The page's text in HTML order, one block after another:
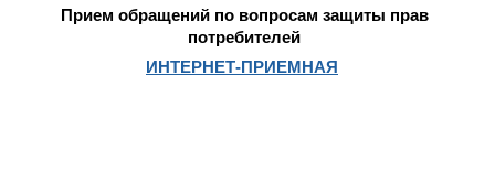
Прием обращений по вопросам защиты прав
потребителей
ИНТЕРНЕТ-ПРИЕМНАЯ